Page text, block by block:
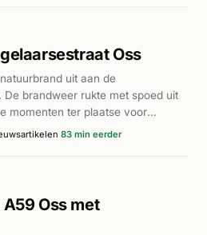
Oss
uit aan de
De brandweer rukte met spoed uit
momenten ter plaatse voor
verschillende lokale
rond 19:42 uur het alarm
geen gewonden gemeld bij het
83 min eerder
Oss met